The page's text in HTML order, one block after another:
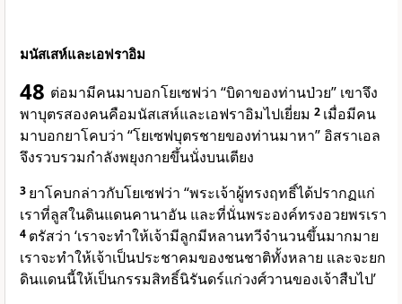
มนัสเสห์และเอฟราอิม
48 ต่อมามีคนมาบอกโยเซฟว่า “บิดาของท่านป่วย” เขาจึง
พาบุตรสองคนคือมนัสเสห์และเอฟราอิมไปเยี่ยม 2 เมื่อมีคน
มาบอกยาโคบว่า “โยเซฟบุตรชายของท่านมาหา” อิสราเอล
จึงรวบรวมกำลังพยุงกายขึ้นนั่งบนเตียง
3 ยาโคบกล่าวกับโยเซฟว่า “พระเจ้าผู้ทรงฤทธิ์ได้ปรากฏแก่
เราที่ลูสในดินแดนคานาอัน และที่นั่นพระองค์ทรงอวยพรเรา
4 ตรัสว่า ‘เราจะทำให้เจ้ามีลูกมีหลานทวีจำนวนขึ้นมากมาย
เราจะทำให้เจ้าเป็นประชาคมของชนชาติทั้งหลาย และจะยก
ดินแดนนี้ให้เป็นกรรมสิทธิ์นิรันดร์แก่วงศ์วานของเจ้าสืบไป’